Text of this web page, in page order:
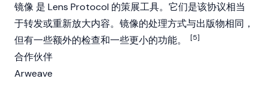
镜像 是 Lens Protocol 的策展工具。它们是该协议相当
于转发或重新放大内容。镜像的处理方式与出版物相同，
但有一些额外的检查和一些更小的功能。
[5]
合作伙伴
Arweave